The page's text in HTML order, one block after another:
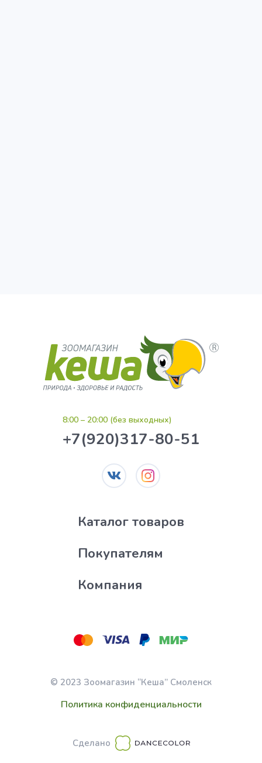
8:00 – 20:00 (без выходных)
+7(920)317-80-51
Каталог товаров
Покупателям
Компания
© 2023 Зоомагазин “Кеша” Смоленск
Политика конфиденциальности
Сделано